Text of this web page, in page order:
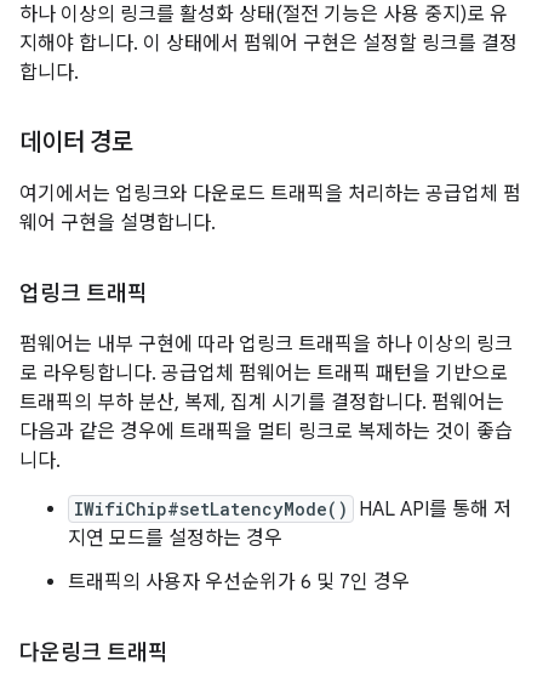
하나 이상의 링크를 활성화 상태(절전 기능은 사용 중지)로 유
지해야 합니다. 이 상태에서 펌웨어 구현은 설정할 링크를 결정
합니다.
데이터 경로
여기에서는 업링크와 다운로드 트래픽을 처리하는 공급업체 펌
웨어 구현을 설명합니다.
업링크 트래픽
펌웨어는 내부 구현에 따라 업링크 트래픽을 하나 이상의 링크
로 라우팅합니다. 공급업체 펌웨어는 트래픽 패턴을 기반으로
트래픽의 부하 분산, 복제, 집계 시기를 결정합니다. 펌웨어는
다음과 같은 경우에 트래픽을 멀티 링크로 복제하는 것이 좋습
니다.
IWifiChip#setLatencyMode()
HAL API를 통해 저
지연 모드를 설정하는 경우
트래픽의 사용자 우선순위가 6 및 7인 경우
다운링크 트래픽